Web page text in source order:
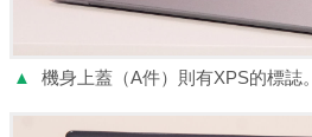
▲ 機身上蓋（A件）則有XPS的標誌。